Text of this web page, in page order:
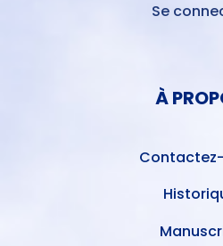
Se
À